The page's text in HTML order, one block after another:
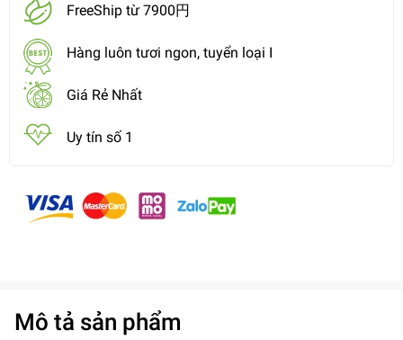
FreeShip từ 7900円
Hàng luôn tươi ngon, tuyển loại I
Giá Rẻ Nhất
Uy tín số 1
Mô tả sản phẩm